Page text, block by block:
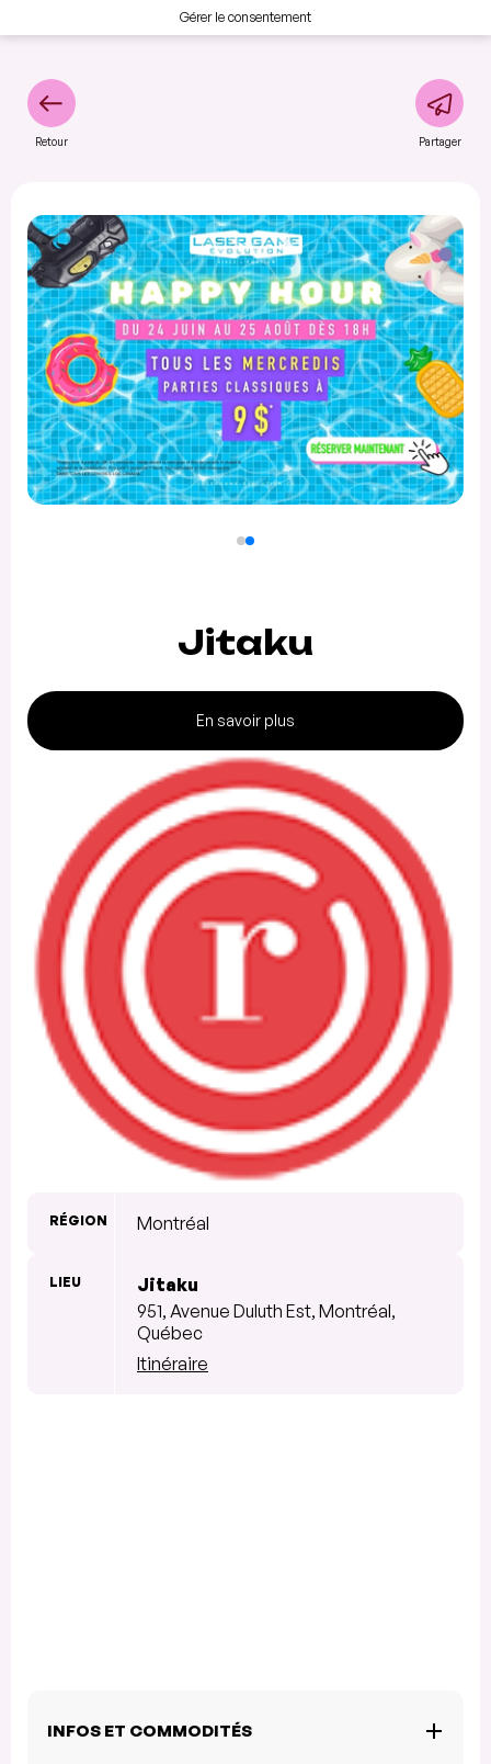
Gérer le consentement
Retour Partager
Jitaku
En savoir plus
RÉGION Montréal
LIEU
Jitaku
951, Avenue Duluth Est, Montréal,
Québec
Itinéraire
INFOS ET COMMODITÉS